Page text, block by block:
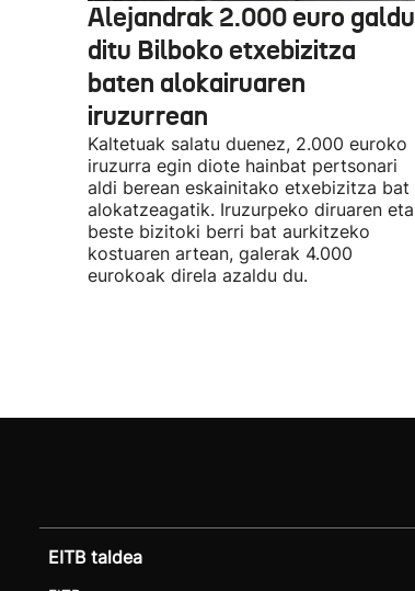
Alejandrak 2.000 euro galdu
ditu Bilboko etxebizitza
baten alokairuaren
iruzurrean
Kaltetuak salatu duenez, 2.000 euroko
iruzurra egin diote hainbat pertsonari
aldi berean eskainitako etxebizitza bat
alokatzeagatik. Iruzurpeko diruaren eta
beste bizitoki berri bat aurkitzeko
kostuaren artean, galerak 4.000
eurokoak direla azaldu du.
EITB taldea